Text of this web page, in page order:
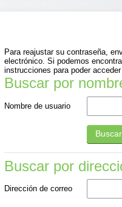
Para reajustar su contraseña,
electrónico. Si podemos
instrucciones para poder
Buscar por nombre
Buscar por
Nombre de usuario
Buscar por
Buscar por
Dirección de correo